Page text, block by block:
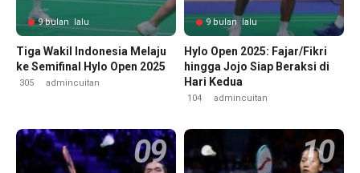
9 bulan lalu
Tiga Wakil Indonesia Melaju
ke Semifinal Hylo Open 2025
305 admincuitan
9 bulan lalu
Hylo Open 2025: Fajar/Fikri
hingga Jojo Siap Beraksi di
Hari Kedua
104 admincuitan